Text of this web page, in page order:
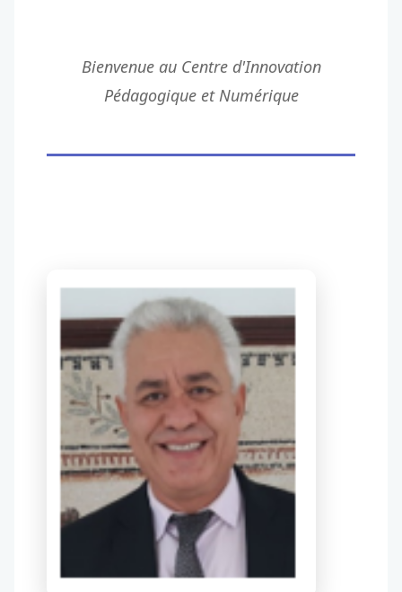
Bienvenue au Centre d'Innovation
Pédagogique et Numérique